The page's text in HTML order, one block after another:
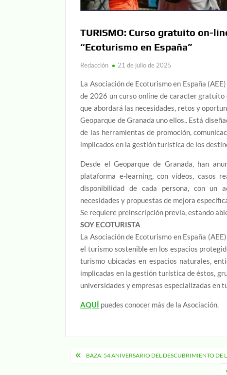
TURISMO: Curso gratuito on-
“Ecoturismo en España”
Redacción 21 de julio de 2025
La Asociación de Ecoturismo en España
de 2026 un curso online de caracter
que abordará las necesidades, retos y
Geoparque de Granada uno ellos.. Está
de las herramientas de promoción,
implicados en la gestión turística de los
Desde el Geoparque de Granada, han
plataforma e-learning, con vídeos, casos
disponibilidad de cada persona, con un
necesidades y propuestas de mejora
Se requiere preinscripción previa, estando
SOY ECOTURISTA
La Asociación de Ecoturismo en España
el turismo sostenible en los espacios
turismo ubicadas en espacios naturales,
implicadas en la gestión turística de éstos,
universidades y empresas especializadas en
AQUÍ puedes conocer más de la Asociación.
Navegación
BAZA: 54 ANIVERSARIO DEL DESCUBRIMIENTO DE